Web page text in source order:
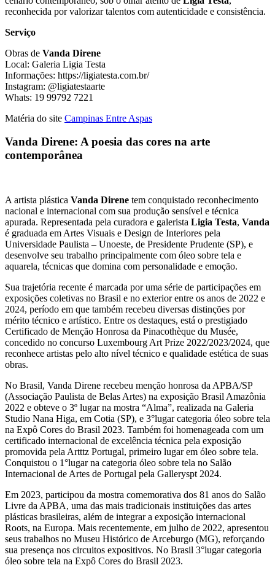
reconhecida por valorizar talentos com autenticidade e consistência.
Serviço
Obras de Vanda Direne
Local: Galeria Ligia Testa
Informações: https://ligiatesta.com.br/
Instagram: @ligiatestaarte
Whats: 19 99792 7221
Matéria do site Campinas Entre Aspas
Vanda Direne: A poesia das cores na arte
contemporânea
A artista plástica Vanda Direne tem conquistado reconhecimento
nacional e internacional com sua produção sensível e técnica
apurada. Representada pela curadora e galerista Ligia Testa, Vanda
é graduada em Artes Visuais e Design de Interiores pela
Universidade Paulista – Unoeste, de Presidente Prudente (SP), e
desenvolve seu trabalho principalmente com óleo sobre tela e
aquarela, técnicas que domina com personalidade e emoção.
Sua trajetória recente é marcada por uma série de participações em
exposições coletivas no Brasil e no exterior entre os anos de 2022 e
2024, período em que também recebeu diversas distinções por
mérito técnico e artístico. Entre os destaques, está o prestigiado
Certificado de Menção Honrosa da Pinacothèque du Musée,
concedido no concurso Luxembourg Art Prize 2022/2023/2024, que
reconhece artistas pelo alto nível técnico e qualidade estética de suas
obras.
No Brasil, Vanda Direne recebeu menção honrosa da APBA/SP
(Associação Paulista de Belas Artes) na exposição Brasil Amazônia
2022 e obteve o 3º lugar na mostra “Alma”, realizada na Galeria
Studio Nana Higa, em Cotia (SP), e 3°lugar categoria óleo sobre tela
na Expô Cores do Brasil 2023. Também foi homenageada com um
certificado internacional de excelência técnica pela exposição
promovida pela Artttz Portugal, primeiro lugar em óleo sobre tela.
Conquistou o 1°lugar na categoria óleo sobre tela no Salão
Internacional de Artes de Portugal pela Galleryspt 2024.
Em 2023, participou da mostra comemorativa dos 81 anos do Salão
Livre da APBA, uma das mais tradicionais instituições das artes
plásticas brasileiras, além de integrar a exposição internacional
Roots, na Europa. Mais recentemente, em julho de 2022, apresentou
seus trabalhos no Museu Histórico de Arceburgo (MG), reforçando
sua presença nos circuitos expositivos. No Brasil 3°lugar categoria
óleo sobre tela na Expô Cores do Brasil 2023.